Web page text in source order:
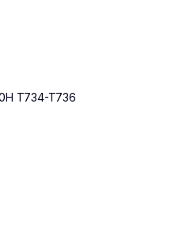
T734-T736